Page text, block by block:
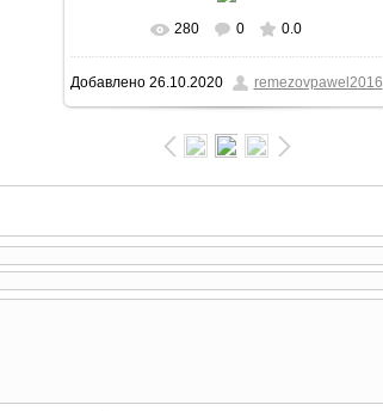
280 0 0.0
Добавлено26.10.2020 remezovpawel2016